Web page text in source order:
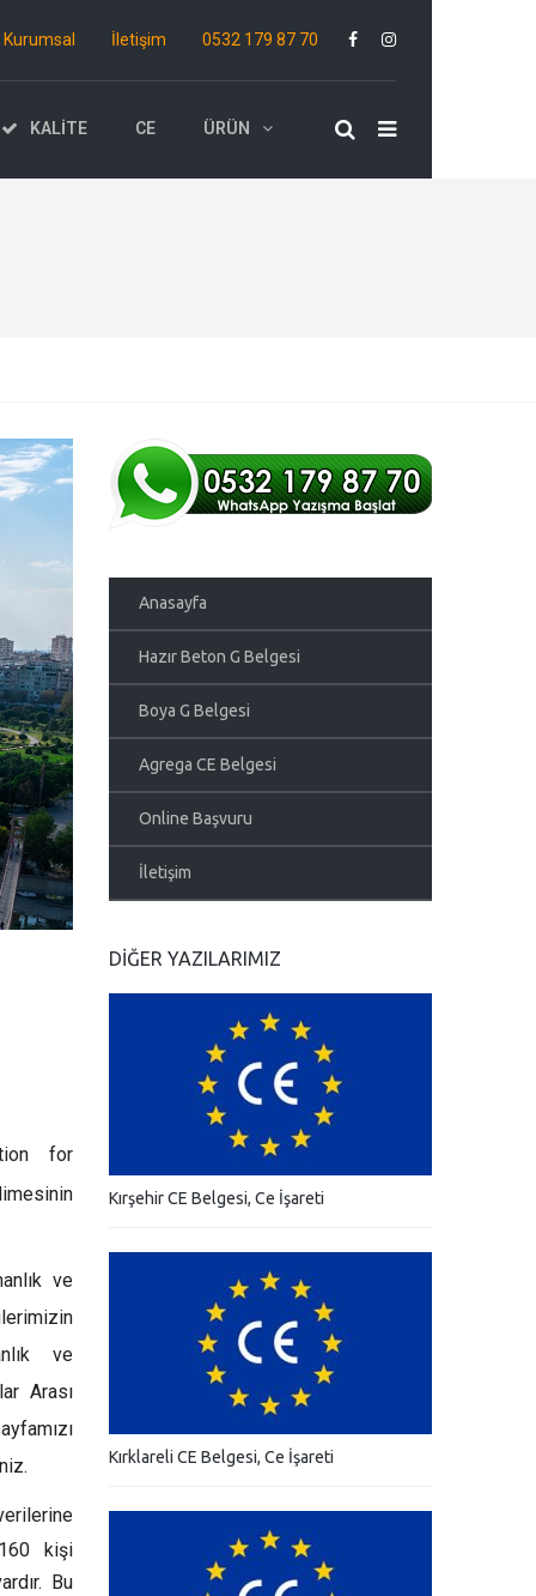
Kurumsal İletişim 0532 179 87 70
KALITE CE ÜRÜN
for
ve
ve
Arası
kişi
Bu
Anasayfa
Hazır Beton G Belgesi
Boya G Belgesi
Agrega CE Belgesi
Online Başvuru
İletişim
DIĞER YAZILARIMIZ
Kırşehir CE Belgesi, Ce İşareti
Kırklareli CE Belgesi, Ce İşareti